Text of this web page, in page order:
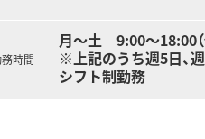
ったサービスを考え、地域
展開しており、ヘルプ体制
時間
月～土 9:00～18:00（
※上記のうち週5日、
シフト制勤務